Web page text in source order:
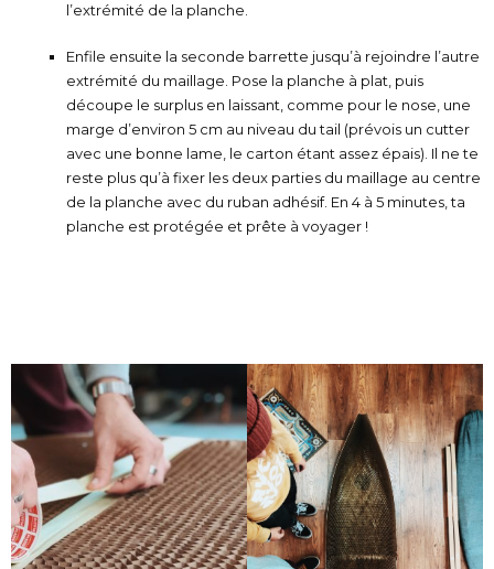
l’extrémité de la planche.
Enfile ensuite la seconde barrette jusqu’à rejoindre l’autre
extrémité du maillage. Pose la planche à plat, puis
découpe le surplus en laissant, comme pour le nose, une
marge d’environ 5 cm au niveau du tail (prévois un cutter
avec une bonne lame, le carton étant assez épais). Il ne te
reste plus qu’à fixer les deux parties du maillage au centre
de la planche avec du ruban adhésif. En 4 à 5 minutes, ta
planche est protégée et prête à voyager !